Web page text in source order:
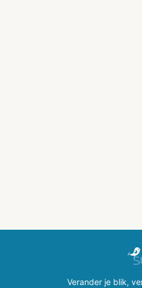
Verander je blik,